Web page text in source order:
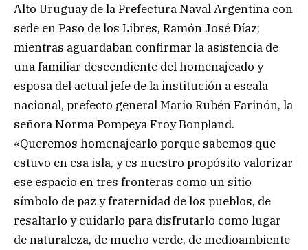
Alto Uruguay de la Prefectura Naval Argentina con
sede en Paso de los Libres, Ramón José Díaz;
mientras aguardaban confirmar la asistencia de
una familiar descendiente del homenajeado y
esposa del actual jefe de la institución a escala
nacional, prefecto general Mario Rubén Farinón, la
señora Norma Pompeya Froy Bonpland.
«Queremos homenajearlo porque sabemos que
estuvo en esa isla, y es nuestro propósito valorizar
ese espacio en tres fronteras como un sitio
símbolo de paz y fraternidad de los pueblos, de
resaltarlo y cuidarlo para disfrutarlo como lugar
de naturaleza, de mucho verde, de medioambiente